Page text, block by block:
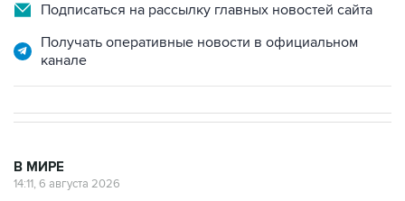
Подписаться на рассылку главных новостей сайта
Получать оперативные новости в официальном
канале
В МИРЕ
14:11, 6 августа 2026